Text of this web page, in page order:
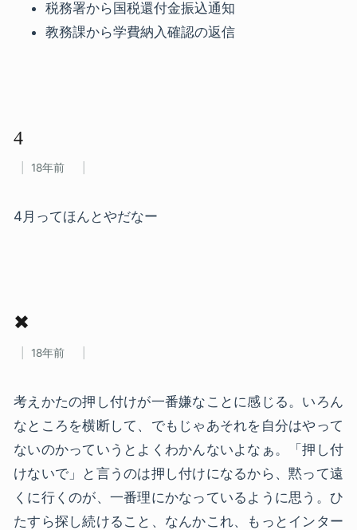
税務署から国税還付金振込通知
教務課から学費納入確認の返信
4
18年前
4月ってほんとやだなー
✖
18年前
考えかたの押し付けが一番嫌なことに感じる。いろん
なところを横断して、でもじゃあそれを自分はやって
ないのかっていうとよくわかんないよなぁ。「押し付
けないで」と言うのは押し付けになるから、黙って遠
くに行くのが、一番理にかなっているように思う。ひ
たすら探し続けること、なんかこれ、もっとインター